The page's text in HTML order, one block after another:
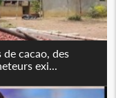
cacao, des
exi...